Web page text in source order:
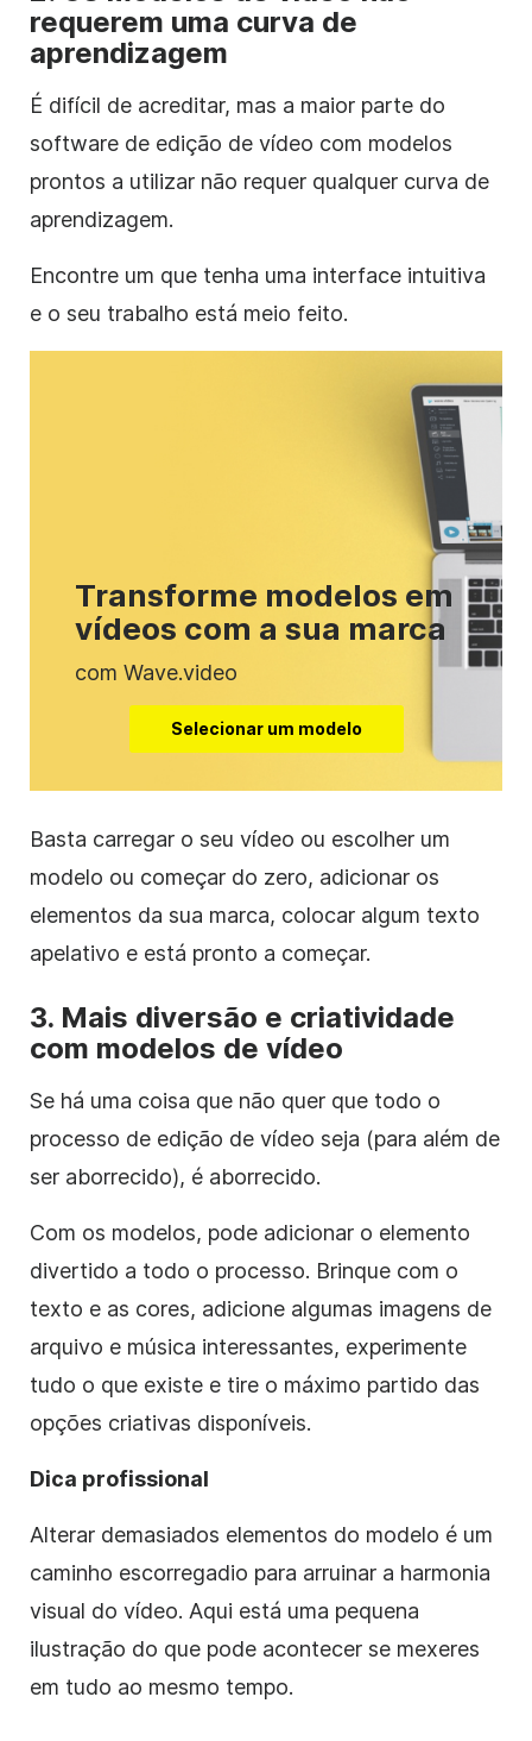
requerem uma curva de
aprendizagem
É difícil de acreditar, mas a maior parte do
software de edição de vídeo com modelos
prontos a utilizar não requer qualquer curva de
aprendizagem.
Encontre um que tenha uma interface intuitiva
e o seu trabalho está meio feito.
Transforme modelos em
vídeos com a sua marca
com Wave.video
Selecionar um modelo
Basta carregar o seu vídeo ou escolher um
modelo ou começar do zero, adicionar os
elementos da sua marca, colocar algum texto
apelativo e está pronto a começar.
3. Mais diversão e criatividade
com modelos de vídeo
Se há uma coisa que não quer que todo o
processo de edição de vídeo seja (para além de
ser aborrecido), é aborrecido.
Com os modelos, pode adicionar o elemento
divertido a todo o processo. Brinque com o
texto e as cores, adicione algumas imagens de
arquivo e música interessantes, experimente
tudo o que existe e tire o máximo partido das
opções criativas disponíveis.
Dica profissional
Alterar demasiados elementos do modelo é um
caminho escorregadio para arruinar a harmonia
visual do vídeo. Aqui está uma pequena
ilustração do que pode acontecer se mexeres
em tudo ao mesmo tempo.